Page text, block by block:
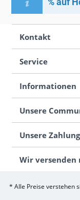
Kontakt
Service
Informationen
Unsere
Unsere
Wir versenden
* Alle Preise verstehen